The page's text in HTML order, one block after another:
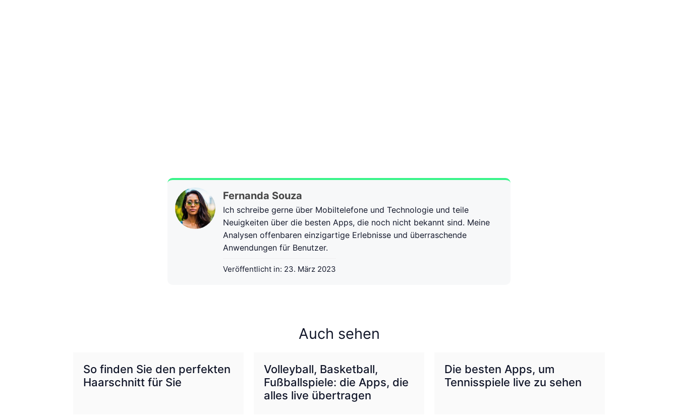
Fernanda Souza
Ich schreibe gerne über Mobiltelefone und Technologie und teile
Neuigkeiten über die besten Apps, die noch nicht bekannt sind. Meine
Analysen offenbaren einzigartige Erlebnisse und überraschende
Anwendungen für Benutzer.
Veröffentlicht in: 23. März 2023
Auch sehen
So finden Sie den perfekten
Haarschnitt für Sie
Volleyball, Basketball,
Fußballspiele: die Apps, die
alles live übertragen
Die besten Apps, um
Tennisspiele live zu sehen